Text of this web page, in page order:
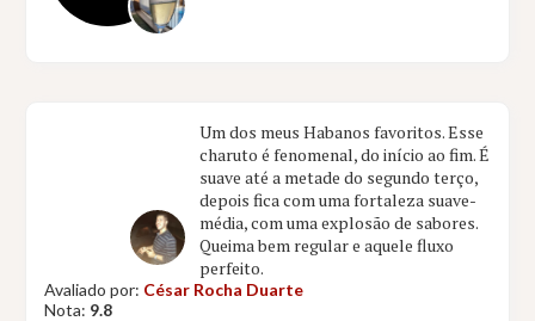
Um dos meus Habanos favoritos. Esse
charuto é fenomenal, do início ao fim. É
suave até a metade do segundo terço,
depois fica com uma fortaleza suave-
média, com uma explosão de sabores.
Queima bem regular e aquele fluxo
perfeito.
Avaliado por: César Rocha Duarte
Nota: 9.8